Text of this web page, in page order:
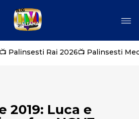
📺 Palinsesti Rai 2026📺 Palinsesti
2019: Luca e